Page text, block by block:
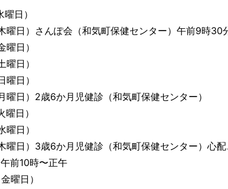
曜日）
曜日）さんぽ会（和気町保健センター）午前9時30
曜日）
曜日）
曜日）
曜日）2歳6か月児健診（和気町保健センター）
曜日）
曜日）
曜日）3歳6か月児健診（和気町保健センター）心
前10時〜正午
曜日）